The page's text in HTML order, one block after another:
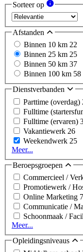
Sorteer op
Afstanden
Binnen 10 km 22
Binnen 25 km 25
Binnen 50 km 37
Binnen 100 km 58
Dienstverbanden
Parttime (overdag)
Fulltime
Fulltime (ervaren)
Vakantiewerk 26
Weekendwerk 25
Meer...
Beroepsgroepen
Commercieel /
Promotiewerk /
Online Marketing 7
Communicatie /
Schoonmaak /
Meer...
Opleidingsniveaus